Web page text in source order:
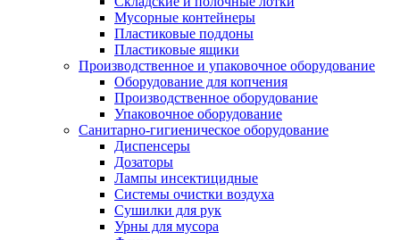
Мусорные контейнеры
Пластиковые поддоны
Пластиковые ящики
Производственное и упаковочное оборудование
Оборудование для копчения
Производственное оборудование
Упаковочное оборудование
Санитарно-гигиеническое оборудование
Диспенсеры
Дозаторы
Лампы инсектицидные
Системы очистки воздуха
Сушилки для рук
Урны для мусора